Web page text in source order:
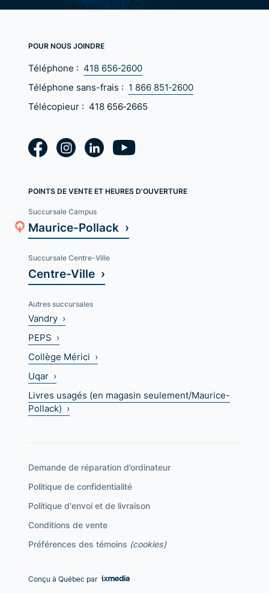
POUR NOUS JOINDRE
Téléphone : 418 656‑2600
Téléphone sans-frais : 1 866 851‑2600
Télécopieur : 418 656‑2665
POINTS DE VENTE ET HEURES D'OUVERTURE
Succursale Campus
Maurice-Pollack ›
Succursale Centre-Ville
Centre-Ville ›
Autres succursales
Vandry ›
PEPS ›
Collège Mérici ›
Uqar ›
Livres usagés (en magasin seulement/Maurice-
Pollack) ›
Demande de réparation d’ordinateur
Politique de confidentialité
Politique d'envoi et de livraison
Conditions de vente
Préférences des témoins (cookies)
Conçu à Québec par